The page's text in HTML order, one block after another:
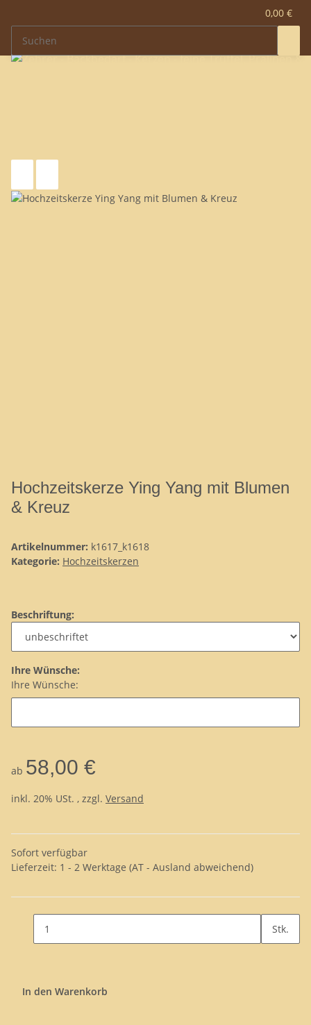
0,00 €
Hochzeitskerze Ying Yang mit Blumen
& Kreuz
Artikelnummer: k1617_k1618
Kategorie: Hochzeitskerzen
Beschriftung:
Ihre Wünsche:
Ihre Wünsche:
ab 58,00 €
inkl. 20% USt. , zzgl. Versand
Sofort verfügbar
Lieferzeit: 1 - 2 Werktage (AT - Ausland abweichend)
Stk.
In den Warenkorb